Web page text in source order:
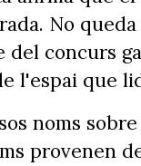
No
del concurs
l'espai que
noms
provenen